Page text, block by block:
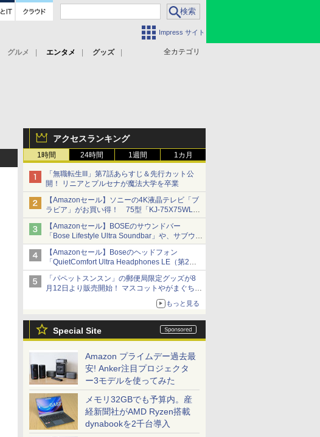
Impress サイト
全カテゴリ
グルメ エンタメ
グッズ
アクセスランキング
1時間 24時間 1週間 1カ月
「無職転生III」第7話あらすじ＆先行カット公
開！ リニアとプルセナが魔法大学を卒業
【Amazonセール】ソニーの4K液晶テレビ「ブ
ラビア」がお買い得！ 75型「KJ-75X75WL」
などラインナップ
【Amazonセール】BOSEのサウンドバー
「Bose Lifestyle Ultra Soundbar」や、サブウー
ファー「Bose Lifestyle Ultra Subwoofer」など
お買い得！
【Amazonセール】Boseのヘッドフォン
「QuietComfort Ultra Headphones LE（第2世
代）」などお買い得価格で登場
イマーシブオーディオで臨場感ある音楽体験が
楽しめる
「パペットスンスン」の郵便局限定グッズが8
月12日より販売開始！ マスコットやがまぐち、
もっと見る
Special Site
Amazon プライムデー過去最
安! Anker注目プロジェクタ
ー3モデルを使ってみた
メモリ32GBでも予算内。産
経新聞社がAMD Ryzen搭載
dynabookを2千台導入